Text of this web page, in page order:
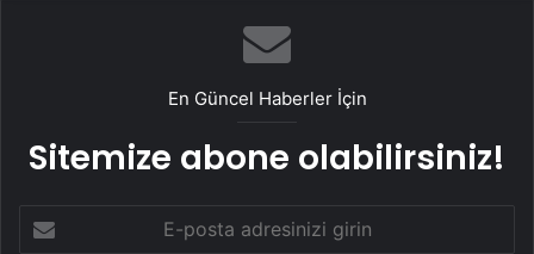
En Güncel Haberler İçin
Sitemize abone olabilirsiniz!
posta